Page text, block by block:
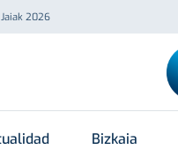
Jaiak 2026
Bizkaia